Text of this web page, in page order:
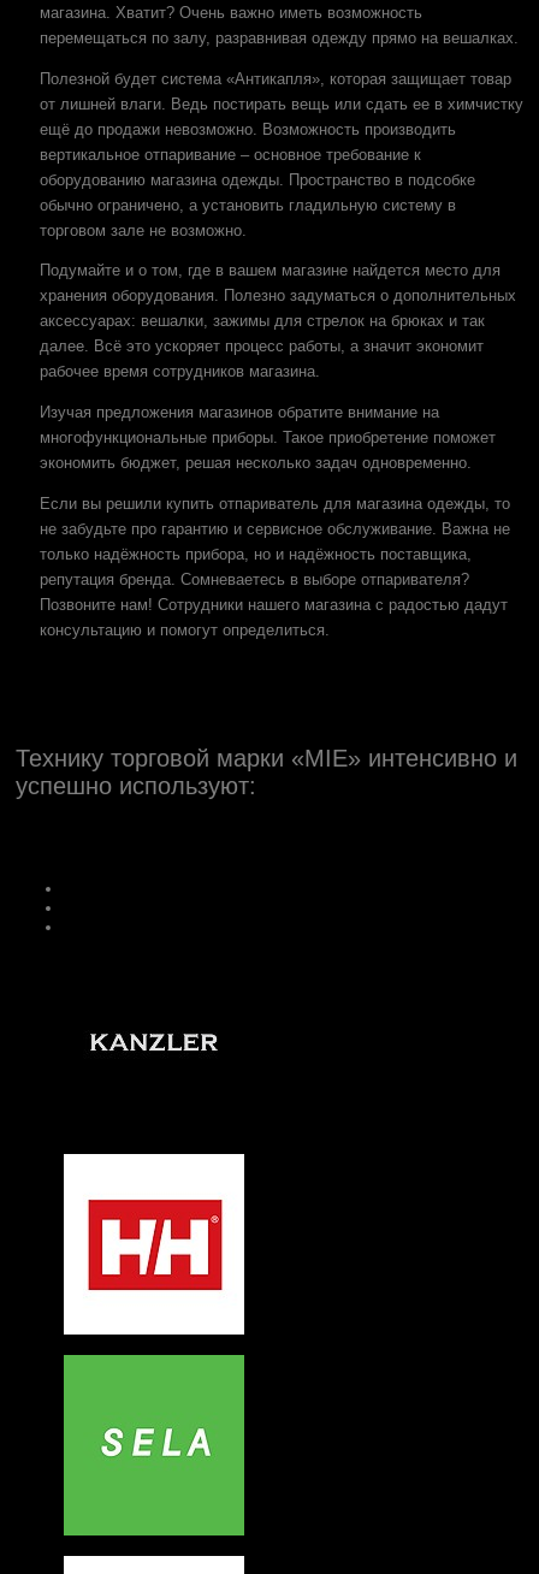
магазина. Хватит? Очень важно иметь возможность
перемещаться по залу, разравнивая одежду прямо на вешалках.
Полезной будет система «Антикапля», которая защищает товар
от лишней влаги. Ведь постирать вещь или сдать ее в химчистку
ещё до продажи невозможно. Возможность производить
вертикальное отпаривание – основное требование к
оборудованию магазина одежды. Пространство в подсобке
обычно ограничено, а установить гладильную систему в
торговом зале не возможно.
Подумайте и о том, где в вашем магазине найдется место для
хранения оборудования. Полезно задуматься о дополнительных
аксессуарах: вешалки, зажимы для стрелок на брюках и так
далее. Всё это ускоряет процесс работы, а значит экономит
рабочее время сотрудников магазина.
Изучая предложения магазинов обратите внимание на
многофункциональные приборы. Такое приобретение поможет
экономить бюджет, решая несколько задач одновременно.
Если вы решили купить отпариватель для магазина одежды, то
не забудьте про гарантию и сервисное обслуживание. Важна не
только надёжность прибора, но и надёжность поставщика,
репутация бренда. Сомневаетесь в выборе отпаривателя?
Позвоните нам! Сотрудники нашего магазина с радостью дадут
консультацию и помогут определиться.
Технику торговой марки «MIE» интенсивно и
успешно используют: